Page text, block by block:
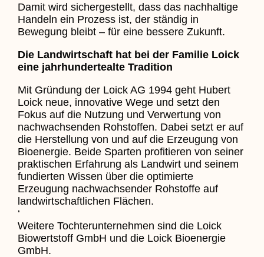
Damit wird sichergestellt, dass das nachhaltige
Handeln ein Prozess ist, der ständig in
Bewegung bleibt – für eine bessere Zukunft.
Die Landwirtschaft hat bei der Familie Loick
eine jahrhundertealte Tradition
Mit Gründung der Loick AG 1994 geht Hubert
Loick neue, innovative Wege und setzt den
Fokus auf die Nutzung und Verwertung von
nachwachsenden Rohstoffen. Dabei setzt er auf
die Herstellung von und auf die Erzeugung von
Bioenergie. Beide Sparten profitieren von seiner
praktischen Erfahrung als Landwirt und seinem
fundierten Wissen über die optimierte
Erzeugung nachwachsender Rohstoffe auf
landwirtschaftlichen Flächen.
‘
Weitere Tochterunternehmen sind die Loick
Biowertstoff GmbH und die Loick Bioenergie
GmbH.